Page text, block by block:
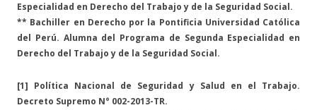
Especialidad en Derecho del Trabajo y de la Seguridad Social.
** Bachiller en Derecho por la Pontificia Universidad Católica
del Perú. Alumna del Programa de Segunda Especialidad en
Derecho del Trabajo y de la Seguridad Social.
[1] Política Nacional de Seguridad y Salud en el Trabajo.
Decreto Supremo N° 002-2013-TR.